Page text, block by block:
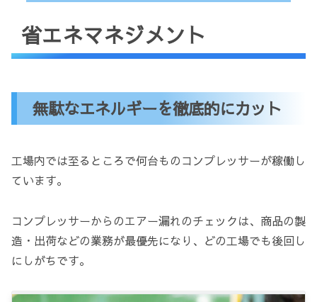
省エネマネジメント
無駄なエネルギーを徹底的にカット
工場内では至るところで何台ものコンプレッサーが稼働し
ています。
コンプレッサーからのエアー漏れのチェックは、商品の製
造・出荷などの業務が最優先になり、どの工場でも後回し
にしがちです。